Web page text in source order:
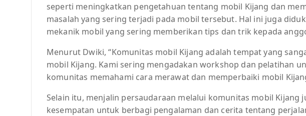
seperti meningkatkan pengetahuan tentang mobil Kijang dan
masalah yang sering terjadi pada mobil tersebut. Hal ini juga
mekanik mobil yang sering memberikan tips dan trik kepada
Menurut Dwiki, “Komunitas mobil Kijang adalah tempat yang
mobil Kijang. Kami sering mengadakan workshop dan pelatihan
komunitas memahami cara merawat dan memperbaiki mobil
Selain itu, menjalin persaudaraan melalui komunitas mobil Kijang
kesempatan untuk berbagi pengalaman dan cerita tentang